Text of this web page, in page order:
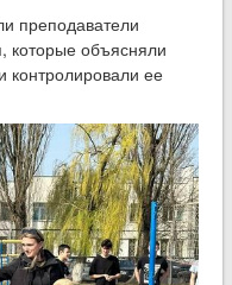
преподаватели
которые объясняли
контролировали ее